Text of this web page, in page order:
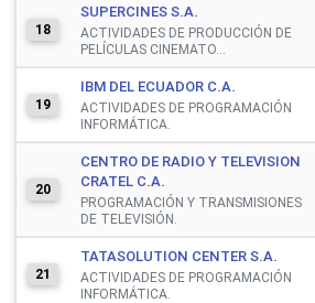
18
SUPERCINES S.A.
ACTIVIDADES DE PRODUCCIÓN DE
PELÍCULAS CINEMATO...
19
IBM DEL ECUADOR C.A.
ACTIVIDADES DE PROGRAMACIÓN
INFORMÁTICA.
20
CENTRO DE RADIO Y TELEVISION
CRATEL C.A.
PROGRAMACIÓN Y TRANSMISIONES
DE TELEVISIÓN.
21
TATASOLUTION CENTER S.A.
ACTIVIDADES DE PROGRAMACIÓN
INFORMÁTICA.